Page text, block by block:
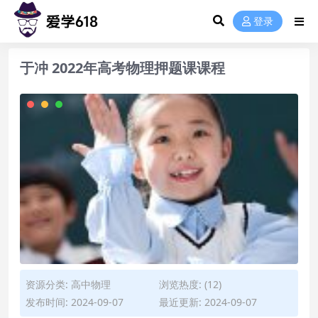
登录
于冲 2022年高考物理押题课课程
资源分类: 高中物理
浏览热度: (12)
发布时间: 2024-09-07
最近更新: 2024-09-07